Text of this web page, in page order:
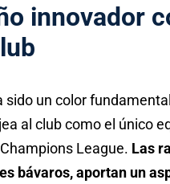
innovador
sido un color
al club como el único
League. Las
bávaros, aportan un